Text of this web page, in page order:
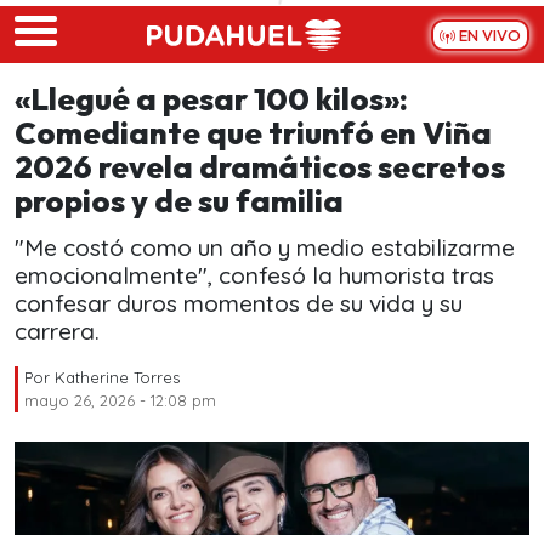
Skip to main content
EN VIVO
«Llegué a pesar 100 kilos»:
Comediante que triunfó en Viña
2026 revela dramáticos secretos
propios y de su familia
"Me costó como un año y medio estabilizarme
emocionalmente", confesó la humorista tras
confesar duros momentos de su vida y su
carrera.
Por Katherine Torres
mayo 26, 2026 - 12:08 pm